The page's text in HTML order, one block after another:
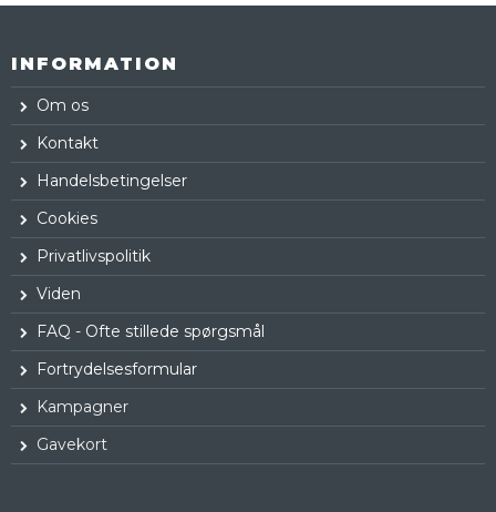
INFORMATION
Om os
Kontakt
Handelsbetingelser
Cookies
Privatlivspolitik
Viden
FAQ - Ofte stillede spørgsmål
Fortrydelsesformular
Kampagner
Gavekort